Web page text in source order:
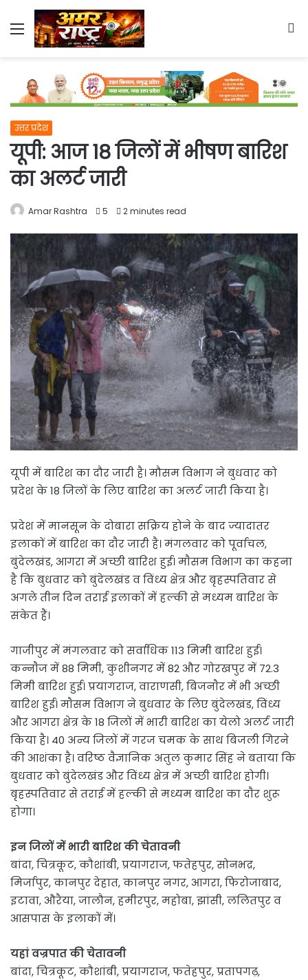
Menu
उत्तर प्रदेश
यूपी: आज 18 जिलों में भीषण बारिश
का अलर्ट जारी
Amar Rashtra 5 2 minutes read
यूपी में बारिश का दौर जारी है। मौसम विभाग ने बुधवार को
प्रदेश के 18 जिलों के लिए बारिश का अलर्ट जारी किया है।
प्रदेश में मानसून के दोबारा सक्रिय होने के बाद ज्यादातर
इलाकों में बारिश का दाैर जारी है। मंगलवार को पूर्वाचल,
बुंदेलखंड, आगरा में अच्छी बारिश हुई। माैसम विभाग का कहना
है कि बुधवार को बुंदेलखंड व विंध्य क्षेत्र और बृहस्पतिवार से
अगले तीन दिन तराई इलाकों में हल्की से मध्यम बारिश के
संकेत हैं।
गाजीपुर में मंगलवार को सर्वाधिक 113 मिमी बारिश हुई।
कन्नाैज में 88 मिमी, कुशीनगर में 82 और गोरखपुर में 72.3
मिमी बारिश हुई। प्रयागराज, वाराणसी, बिजनाैर में भी अच्छी
बारिश हुई। माैसम विभाग ने बुधवार के लिए बुंदेलखंड, विंध्य
और आगरा क्षेत्र के 18 जिलों में भारी बारिश का येलो अलर्ट जारी
किया है। 40 अन्य जिलों में गरज चमक के साथ बिजली गिरने
की आशंका है। वरिष्ठ वैज्ञानिक अतुल कुमार सिंह ने बताया कि
बुधवार को बुंदेलखंड और विंध्य क्षेत्र में अच्छी बारिश होगी।
बृहस्पतिवार से तराई में हल्की से मध्यम बारिश का दाैर शुरू
होगा।
इन जिलों में भारी बारिश की चेतावनी
बांदा, चित्रकूट, कौशांबी, प्रयागराज, फतेहपुर, सोनभद्र,
मिर्जापुर, कानपुर देहात, कानपुर नगर, आगरा, फिरोजाबाद,
इटावा, औरैया, जालौन, हमीरपुर, महोबा, झांसी, ललितपुर व
आसपास के इलाकों में।
यहां वज्रपात की चेतावनी
बांदा, चित्रकूट, कौशांबी, प्रयागराज, फतेहपुर, प्रतापगढ़,